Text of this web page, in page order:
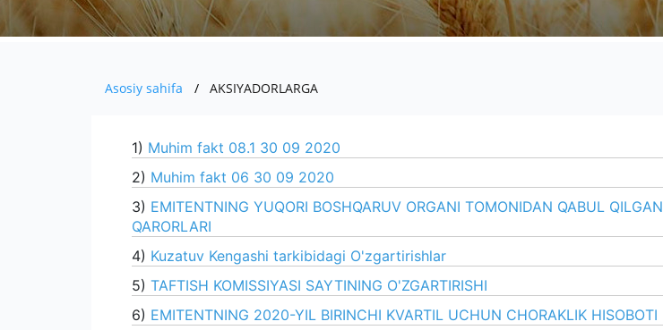
Asosiy sahifa AKSIYADORLARGA
1) Muhim fakt 08.1 30 09 2020
2) Muhim fakt 06 30 09 2020
3) EMITENTNING YUQORI BOSHQARUV ORGANI TOMONIDAN QABUL QILGAN
QARORLARI
4) Kuzatuv Kengashi tarkibidagi O'zgartirishlar
5) TAFTISH KOMISSIYASI SAYTINING O'ZGARTIRISHI
6) EMITENTNING 2020-YIL BIRINCHI KVARTIL UCHUN CHORAKLIK HISOBOTI